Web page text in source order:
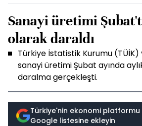
Sanayi üretimi
olarak daraldı
Türkiye İstatistik Kurumu
sanayi üretimi Şubat ayında
daralma gerçekleşti.
Türkiye'nin ekonomi platformu
Google listesine ekleyin